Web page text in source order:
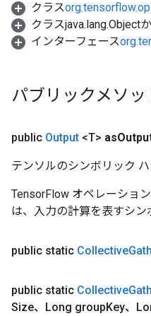
クラス
クラスjava.lang.Object
インターフェース
パブリックメソッ
public Output <T> as
テンソルのシンボリック ハ
TensorFlow オペレーショ
は、入力の計算を表すシ
public static Collective
public static Collective
Size、Long groupKey、